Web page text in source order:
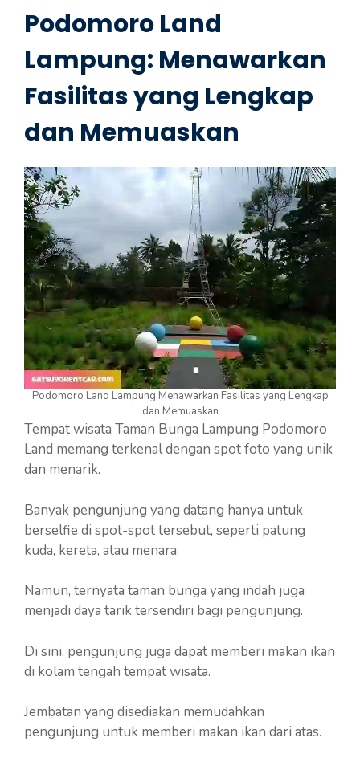
Podomoro Land
Lampung: Menawarkan
Fasilitas yang Lengkap
dan Memuaskan
Podomoro Land Lampung Menawarkan Fasilitas yang Lengkap
dan Memuaskan
Tempat wisata Taman Bunga Lampung Podomoro
Land memang terkenal dengan spot foto yang unik
dan menarik.
Banyak pengunjung yang datang hanya untuk
berselfie di spot-spot tersebut, seperti patung
kuda, kereta, atau menara.
Namun, ternyata taman bunga yang indah juga
menjadi daya tarik tersendiri bagi pengunjung.
Di sini, pengunjung juga dapat memberi makan ikan
di kolam tengah tempat wisata.
Jembatan yang disediakan memudahkan
pengunjung untuk memberi makan ikan dari atas.